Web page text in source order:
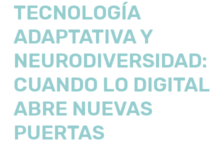
TECNOLOGÍA
ADAPTATIVA Y
NEURODIVERSIDAD:
CUANDO LO DIGITAL
ABRE NUEVAS
PUERTAS